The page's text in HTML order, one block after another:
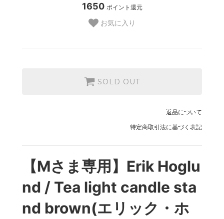
1650 ポイント還元
お気に入り
SOLD OUT
返品について
特定商取引法に基づく表記
【Mさま専用】Erik Hoglu
nd / Tea light candle sta
nd brown(エリック・ホ